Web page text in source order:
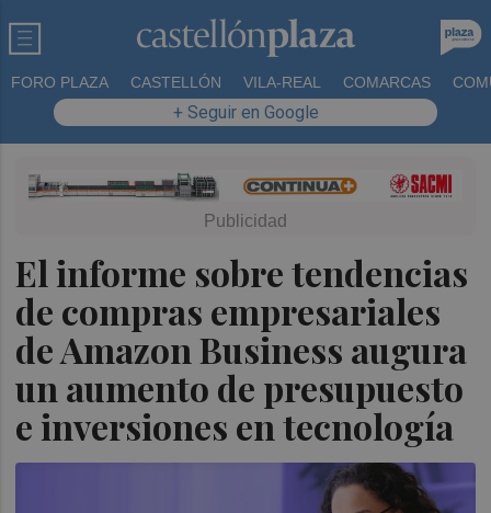
FORO PLAZA CASTELLÓN VILA-REAL COMARCAS
+ Seguir en Google
El informe sobre tendencias
de compras empresariales
de Amazon Business augura
un aumento de presupuesto
e inversiones en tecnología